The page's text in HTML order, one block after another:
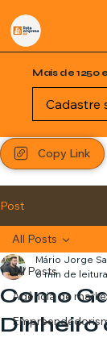
Mais de 1250
Cadastre
Copy Link
Post
All Posts
Agência de
All Posts
Como
Dinheiro
Mário Jorge
6 min de leitura